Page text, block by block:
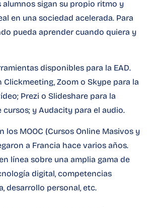
alumnos sigan su propio ritmo y
en una sociedad acelerada. Para
pueda aprender cuando quiera y
disponibles para la EAD.
Clickmeeting, Zoom o Skype para la
Prezi o Slideshare para la
y Audacity para el audio.
los MOOC (Cursos Online Masivos y
a Francia hace varios años.
línea sobre una amplia gama de
digital, competencias
desarrollo personal, etc.